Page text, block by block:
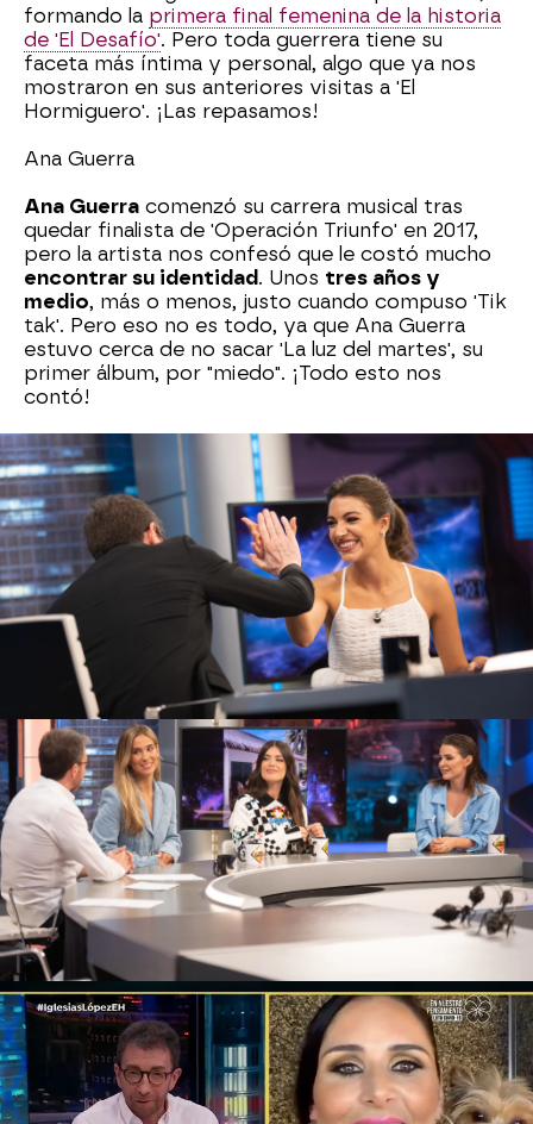
formando la primera final femenina de la historia
de 'El Desafío'. Pero toda guerrera tiene su
faceta más íntima y personal, algo que ya nos
mostraron en sus anteriores visitas a 'El
Hormiguero'. ¡Las repasamos!
Ana Guerra
Ana Guerra comenzó su carrera musical tras
quedar finalista de 'Operación Triunfo' en 2017,
pero la artista nos confesó que le costó mucho
encontrar su identidad . Unos tres años y
medio, más o menos, justo cuando compuso 'Tik
tak'. Pero eso no es todo, ya que Ana Guerra
estuvo cerca de no sacar 'La luz del martes', su
primer álbum, por "miedo". ¡Todo esto nos
contó!
Laura Escanes
Laura Escanes
fue acompañada de María Pombo
y Dulceida para darnos unamasterclass de
influencers
y, entre tantos detalles, nos
revelaron el que es, según ellas, elsecreto de su
éxito
Escanes apuntó hacia elequipo
que tienen cada una: "Hay un montón de gente a
la sombra que es lo que hace que funcione",
afirmó Laura.
Rosa López
Entre sus anteriores visitas a 'El Hormiguero',
Rosa Lópeznos revelócómo conoció a Iñaki,
su pareja, esa persona que le ha apoyado en
todo momento. Confesó que, en sus canciones,
debía dejar lacursileríaa un lado"porque no
vende", pero juntos nos han dejado en 'El
Desafío' unos
momentazos muy románticos
Mariló Montero
Mariló Montero
nos ha dejado grandes
momentos en 'El Hormiguero', pero la periodista
nos ha dejadorevelaciones que han logrado que